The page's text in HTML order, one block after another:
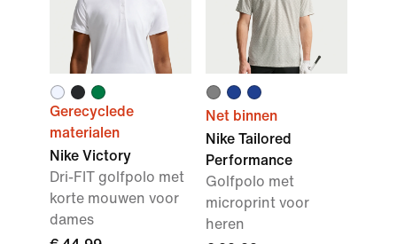
Gerecyclede
materialen
Nike Victory
Dri-FIT golfpolo met
korte mouwen voor
dames
Net binnen
Nike Tailored
Performance
Golfpolo met
microprint voor
heren